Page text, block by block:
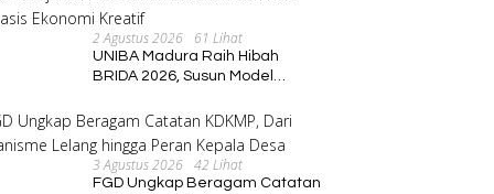
2 Agustus 2026 61 Lihat
UNIBA Madura Raih Hibah
BRIDA 2026, Susun Model
dan Keris Berbasis Ekonomi
Kreatif
3 Agustus 2026 42 Lihat
FGD Ungkap Beragam Catatan